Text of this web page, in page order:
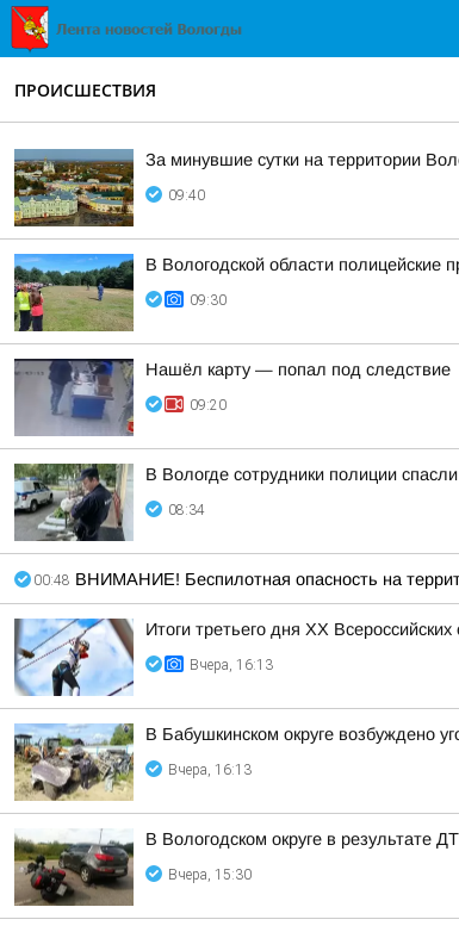
ПРОИСШЕСТВИЯ
За минувшие сутки на территории
09:40
В Вологодской области полицейские
09:30
Нашёл карту — попал под следствие
09:20
В Вологде сотрудники полиции
08:34
00:48 ВНИМАНИЕ! Беспилотная опасность на
Итоги третьего дня XX
Вчера, 16:13
В Бабушкинском округе возбуждено
Вчера, 16:13
В Вологодском округе в результате
Вчера, 15:30